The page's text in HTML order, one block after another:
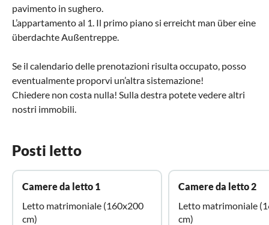
pavimento in sughero.
L’appartamento al 1. Il primo piano si erreicht man über eine
überdachte Außentreppe.
Se il calendario delle prenotazioni risulta occupato, posso
eventualmente proporvi un’altra sistemazione!
Chiedere non costa nulla! Sulla destra potete vedere altri
nostri immobili.
Posti letto
Camere da letto 1
Letto matrimoniale (160x200
cm)
Camere da letto 2
Letto matrimoniale
cm)